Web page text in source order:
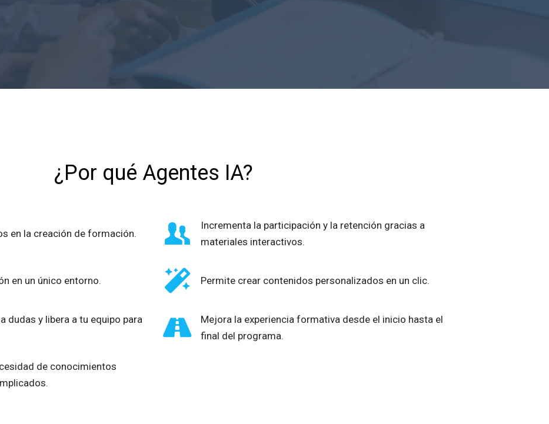
¿Por qué Agentes IA?
en la creación de formación.
Incrementa la participación y la retención gracias a
materiales interactivos.
en un único entorno. Permite crear contenidos personalizados en un clic.
dudas y libera a tu equipo para
Mejora la experiencia formativa desde el inicio hasta el
final del programa.
de conocimientos